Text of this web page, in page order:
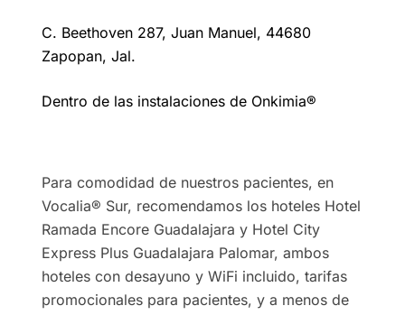
C. Beethoven 287, Juan Manuel, 44680
Zapopan, Jal.
Dentro de las instalaciones de Onkimia®️
Para comodidad de nuestros pacientes, en
Vocalia® Sur, recomendamos los hoteles Hotel
Ramada Encore Guadalajara y Hotel City
Express Plus Guadalajara Palomar, ambos
hoteles con desayuno y WiFi incluido, tarifas
promocionales para pacientes, y a menos de